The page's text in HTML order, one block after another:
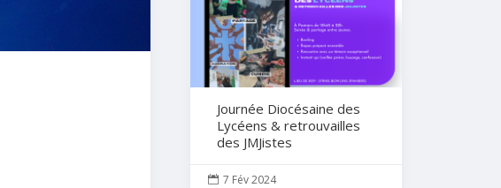
Journée Diocésaine des
Lycéens & retrouvailles
des JMJistes
 7 Fév 2024